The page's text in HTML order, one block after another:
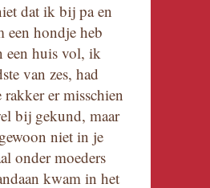
dat ik bij pa en
een hondje heb
een huis vol, ik
van zes, had
rakker er misschien
bij gekund, maar
niet in je
onder moeders
kwam in het